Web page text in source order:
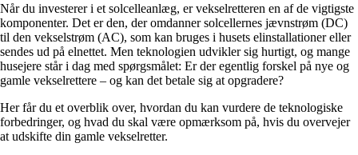
Når du investerer i et solcelleanlæg, er vekselretteren en af de vigtigste
komponenter. Det er den, der omdanner solcellernes jævnstrøm (DC)
til den vekselstrøm (AC), som kan bruges i husets elinstallationer eller
sendes ud på elnettet. Men teknologien udvikler sig hurtigt, og mange
husejere står i dag med spørgsmålet: Er der egentlig forskel på nye og
gamle vekselrettere – og kan det betale sig at opgradere?
Her får du et overblik over, hvordan du kan vurdere de teknologiske
forbedringer, og hvad du skal være opmærksom på, hvis du overvejer
at udskifte din gamle vekselretter.